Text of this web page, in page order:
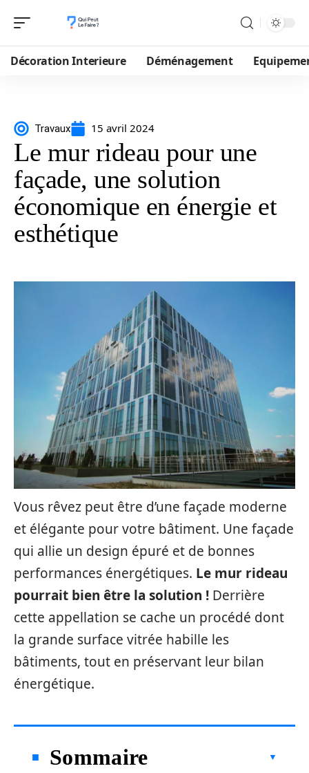
Décoration Interieure Déménagement
Travaux 15 avril 2024
Le mur rideau pour une
façade, une solution
économique en énergie et
esthétique
Vous rêvez peut être d’une façade moderne
et élégante pour votre bâtiment. Une façade
qui allie un design épuré et de bonnes
performances énergétiques. Le mur rideau
pourrait bien être la solution ! Derrière
cette appellation se cache un procédé dont
la grande surface vitrée habille les
bâtiments, tout en préservant leur bilan
énergétique.
Sommaire